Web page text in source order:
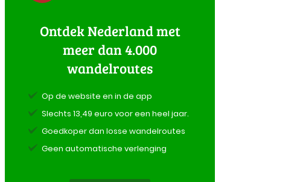
Ontdek Nederland met
meer dan 4.000
wandelroutes
Op de website en in de app
Slechts 13,49 euro voor een heel jaar.
Goedkoper dan losse wandelroutes
Geen automatische verlenging